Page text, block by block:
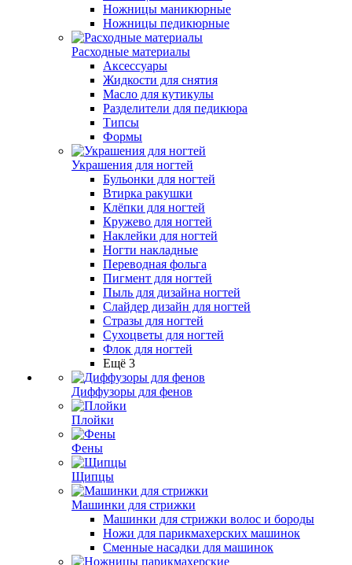
Ножницы маникюрные
Ножницы педикюрные
Расходные материалы
Аксессуары
Жидкости для снятия
Масло для кутикулы
Разделители для педикюра
Типсы
Формы
Украшения для ногтей
Бульонки для ногтей
Втирка ракушки
Клёпки для ногтей
Кружево для ногтей
Наклейки для ногтей
Ногти накладные
Переводная фольга
Пигмент для ногтей
Пыль для дизайна ногтей
Слайдер дизайн для ногтей
Стразы для ногтей
Сухоцветы для ногтей
Флок для ногтей
Ещё 3
Диффузоры для фенов
Плойки
Фены
Щипцы
Машинки для стрижки
Машинки для стрижки волос и бороды
Ножи для парикмахерских машинок
Сменные насадки для машинок